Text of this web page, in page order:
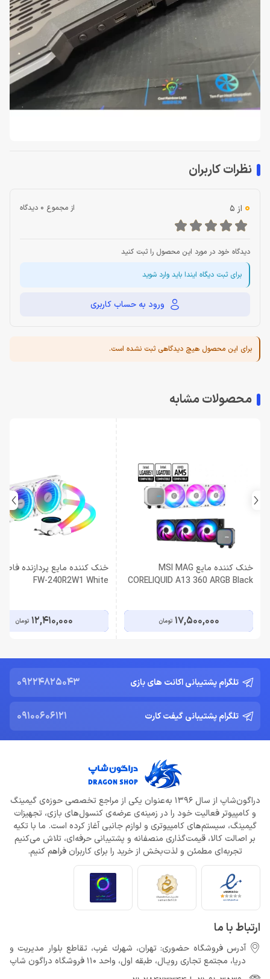
نظرات کاربران
0 از 5 از مجموع 0 دیدگاه
دیدگاه خود در مورد این محصول را ثبت کنید
برای ثبت دیگاه ایندا باید وارد شوید
ورود به حساب کاربری
برای این محصول هیچ دیدگاهی ثبت نشده است.
محصولات مشابه
خنک کننده مایع MSI MAG
CORELIQUID A13 360 ARGB Black
17,500,000 تومان
FW-240R2W1 White
12,410,000 تومان
تلگرام پشتیبانی اکانت های بازی 09224825043
تلگرام پشتیبانی گیفت کارت 09100606121
دراگون‌شاپ از سال 1396 به‌عنوان یکی از مراجع تخصصی حوزه‌ی گیمینگ
و کامپیوتر فعالیت خود را در زمینه‌ی عرضه‌ی کنسول‌های بازی، تجهیزات
گیمینگ، سیستم‌های کامپیوتری و لوازم جانبی آغاز کرده است. ما با تکیه
بر اصالت کالا، قیمت‌گذاری منصفانه و پشتیبانی حرفه‌ای، تلاش می‌کنیم
تجربه‌ای مطمئن و لذت‌بخش از خرید را برای کاربران فراهم کنیم.
ارتباط با ما
آدرس فروشگاه حضوری: تهران، شهرك غرب، تقاطع بلوار مدیریت و
دريا، مجتمع تجارى رويـال، طبقه اول، واحد 110 فروشگاه دراگون شاپ